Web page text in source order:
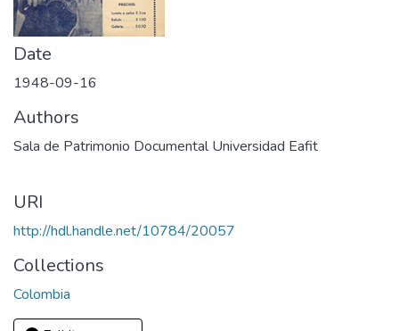
Date
1948-09-16
Authors
Sala de Patrimonio Documental Universidad Eafit
URI
http://hdl.handle.net/10784/20057
Collections
Colombia